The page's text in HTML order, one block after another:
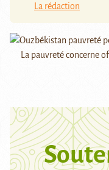
La rédaction
La pauvreté concerne